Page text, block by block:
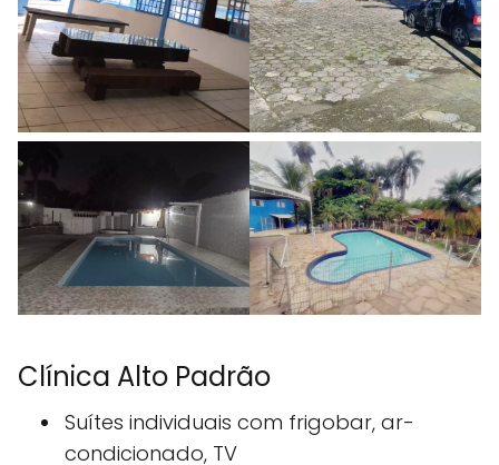
Clínica Alto Padrão
Suítes individuais com frigobar, ar-
condicionado, TV